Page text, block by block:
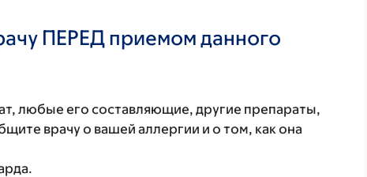
ПЕРЕД приемом данного
любые его составляющие, другие препараты,
врачу о вашей аллергии и о том, как она